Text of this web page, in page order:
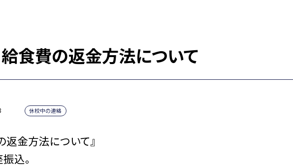
食費の返金方法について
休校中の連絡
返金方法について』
込。